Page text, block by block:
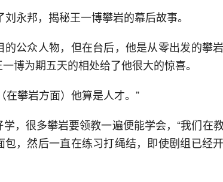
永邦，揭秘王一博攀岩的幕后故事。
公众人物，但在台后，他是从零出发的攀岩
博为期五天的相处给了他很大的惊喜。
在攀岩方面）他算是人才。”
，很多攀岩要领教一遍便能学会，“我们在
，然后一直在练习打绳结，即使剧组已经开